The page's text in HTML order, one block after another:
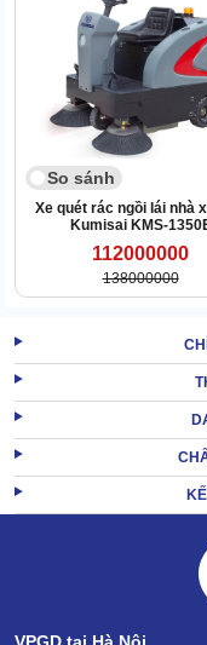
Đặc biệt, tốc độ làm
cùng đáng nể. Trong 1
Bảng kiểm soát
Bảng điều khiển máy
toàn, định vị ở phía
Bộ phận này có độ cao
dễ hiểu. Vậy nên, tiện
So sánh
Xe quét rác ngồi lái nhà
Kumisai KMS-
112000000
138000000